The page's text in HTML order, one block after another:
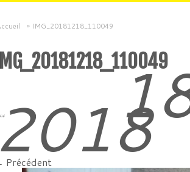
» IMG_20181218_110049
IMG_20181218_110049
Précédent